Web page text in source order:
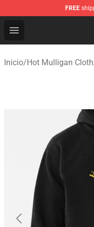
FREE
Open menu
Hot Mulligan
Inicio/Hot Mulligan Cloth